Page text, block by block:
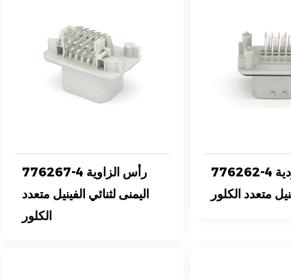
776267-4 رأس الزاوية
اليمنى لثنائي الفينيل متعدد
الكلور
776262-4 رؤوس عمودية
متعدد الكلور